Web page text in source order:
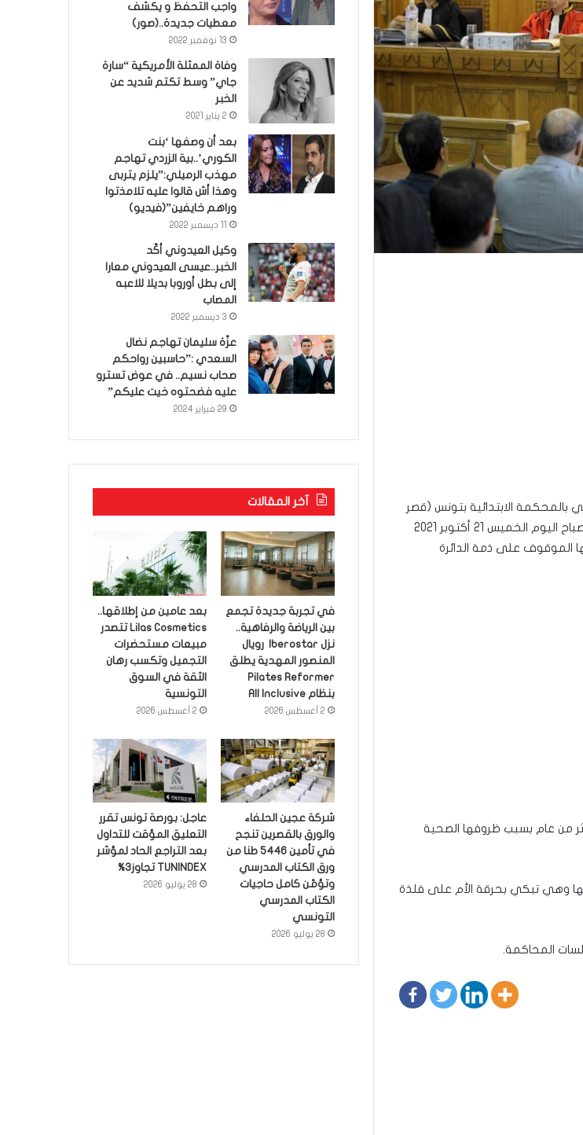
بالمحكمة الابتدائية بتونس (قصر
العدالة بالعاصمة)، وفي حركة” استثنائية” و”انسانية” ، وأثناء انعقاد جلستها صباح اليوم الخميس 21 أكتوبر 2021
الموقوف على ذمة الدائرة
من عام بسبب ظروفها الصحية
وهي تبكي بحرقة الأم على فلذة
المحاكمة.
واجب التحفظ و يكشف
معطيات جديدة..(صور)
13 نوفمبر 2022
وفاة الممثلة الأمريكية “سارة
جاي” وسط تكتم شديد عن
الخبر
2 يناير 2021
بعد أن وصفها ‘بنت
الكوري’..بية الزردي تهاجم
مهذب الرميلي:”يلزم يتربى
وهذا أش قالوا عليه تلامذتوا
وراهم خايفين”(فيديو)
وكيل العيدوني أكّد
الخبر..عيسى العيدوني معارا
إلى بطل أوروبا بديلا للاعبه
المصاب
3 ديسمبر 2022
عزّة سليمان تهاجم نضال
السعدي :”حاسبين رواحكم
صحاب نسيم.. في عوض تسترو
عليه فضحتوه خيت عليكم”
29 فبراير 2024
آخر المقالات
في تجربة جديدة تجمع
بين الرياضة والرفاهية..
نزل Iberostar رويال
المنصور المهدية يطلق
Pilates Reformer
بنظام All Inclusive
2 أغسطس 2026
بعد عامين من إطلاقها..
Lilas Cosmetics تتصدر
مبيعات مستحضرات
التجميل وتكسب رهان
الثقة في السوق
التونسية
2 أغسطس 2026
شركة عجين الحلفاء
والورق بالقصرين تنجح
في تأمين 5446 طنا من
ورق الكتاب المدرسي
وتؤمّن كامل حاجيات
الكتاب المدرسي
التونسي
28 يوليو 2026
عاجل: بورصة تونس تقرر
التعليق المؤقت للتداول
بعد التراجع الحاد لمؤشر
TUNINDEX تجاوز3%
28 يوليو 2026